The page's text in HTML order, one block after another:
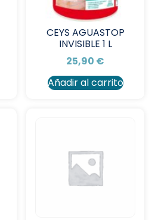
CEYS AGUASTOP
INVISIBLE 1 L
25,90 €
Añadir al carrito